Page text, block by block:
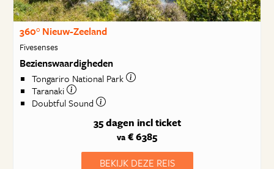
360° Nieuw-Zeeland
Fivesenses
Bezienswaardigheden
Tongariro National Park
Taranaki
Doubtful Sound
35 dagen incl ticket
va € 6385
BEKIJK DEZE REIS